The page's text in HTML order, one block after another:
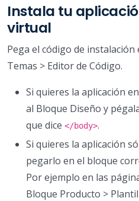
Instala tu
virtual
Pega el código de instalación
Temas > Editor de Código.
Si quieres la aplicación
al Bloque Diseño y
que dice </body>.
Si quieres la aplicación
pegarlo en el bloque
Por ejemplo en las
Bloque Producto >